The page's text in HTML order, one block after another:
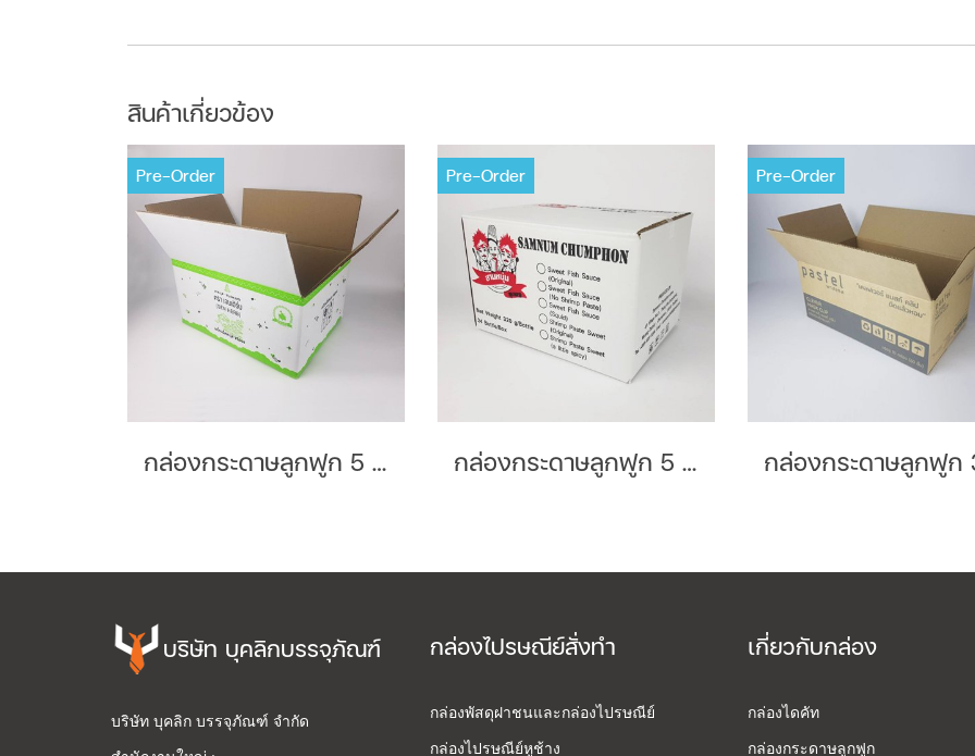
สินค้าเกี่ยวข้อง
Pre-Order
กล่องกระดาษลูกฟูก 5 ชั้นลอน BC Brand : Genherb
Pre-Order
กล่องกระดาษลูกฟูก 5 ชั้นลอน BC Brand : สามหนุ่มชุมพร
Pre-Order
บริษัท บุคลิกบรรจุภัณฑ์
บริษัท บุคลิก บรรจุภัณฑ์ จำกัด
กล่องไปรษณีย์สั่งทำ
กล่องพัสดุฝาชนและกล่องไปรษณีย์
กล่องไปรษณีย์หูช้าง
เกี่ยวกับกล่อง
กล่องไดคัท
กล่องกระดาษลูกฟูก